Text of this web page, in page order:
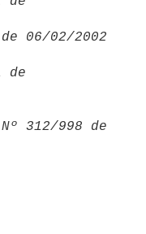
312/998 de